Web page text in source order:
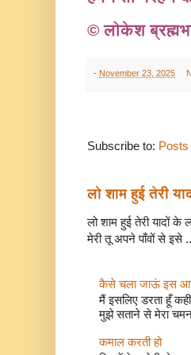
© लोकेश
- November 23, 2025
Subscribe to:
लो शाम हुई तेरी
लो शाम हुई तेरी यादों
मेरी तू अपने पाँवों से इसे
कैसे चला जाऊं इस
मैं इसलिए डरता हूँ
मुझे सताने से मेरा
कमाल करती हो